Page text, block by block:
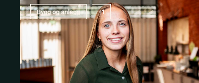
Bygg og anlegg +1